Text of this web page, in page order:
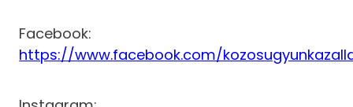
Facebook:
https://www.facebook.com/